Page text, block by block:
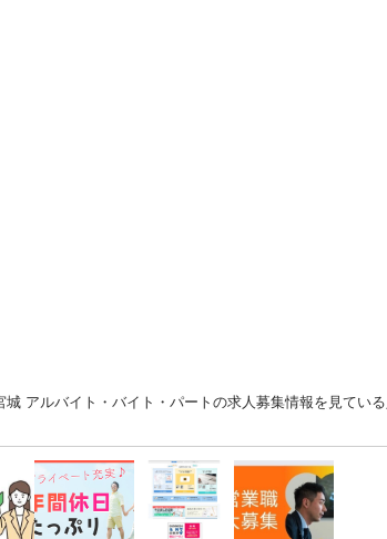
ルバイト・バイト・パートの求人募集情報を見ている